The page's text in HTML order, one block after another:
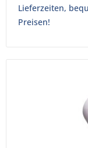
Lieferzeiten,
Preisen!